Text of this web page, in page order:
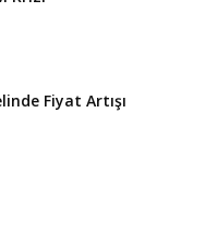
Fiyat Artışı